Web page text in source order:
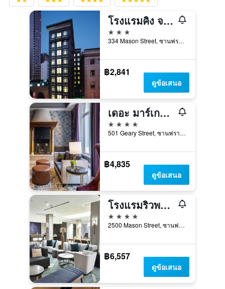
โรงแรมคิง จอร์จ
3 ดาว
334 Mason Street, ซานฟรานซิสโก, CA, สหรัฐอเมริกา
฿2,841
ดูข้อเสนอ
เดอะ มาร์เกอร์ ยูเนียน สแควร์ แซนฟรานซิสโก
4 ดาว
501 Geary Street, ซานฟรานซิสโก, CA, สหรัฐอเมริกา
฿4,835
ดูข้อเสนอ
โรงแรมริวพลาซ่า ฟิชเชอร์แมนส์วอร์ฟ
4 ดาว
2500 Mason Street, ซานฟรานซิสโก, CA, สหรัฐอเมริกา
฿6,557
ดูข้อเสนอ